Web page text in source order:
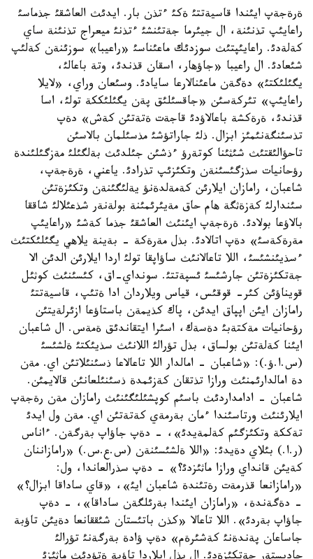
ةرةجةپ ايئندا قاسيةتتئ ةكئ ءتذن بار. ايدئث العاشقئ جذماسئ
راعايئپ تذنئنة، ال جيئرما جةتئنشئ ءتذنئ ميعراج تذنئنة ساي
كةلةدئ. راعايئپتئث سوزدئك ماعئناسئ «راعيبا» سوزئنةن كةلئپ
شئعادئ. ال راعيبا «جاؤهار، اسقان قذندئ، وتة باعالئ،
يگئلئكتئ» دةگةن ماعئنالارعا سايادئ. وسئعان وراي، «لايلا
راعايئپ» تئركةسئن «جاقسئلئق پةن يگئلئككة تولئ، اسا
قذندئ، ةرةكشة باعالاؤدئ قاجةت ةتةتئن كةش» دةپ
تذسئنگةنئمئز ابزال. ذلئ جاراتؤشئ مذسئلمان بالاسئن
تاحؤالئقتئث شئثئنا كوتةرؤ ءذشئن جئلدئث بةلگئلئ مةزگئلئندة
رؤحانيات سذزگئسئنةن وتكئزئپ تذرادئ. ياعني، ةرةجةپ،
شاعبان، رامازان ايلارئن كةمةلدةنؤ يةلئگئنةن وتكئزةتئن
سئندارلئ كةزةثگة هام حاق مةيئرئمئنة بولةنةر شذعئلالئ شاققا
بالاؤعا بولادئ. ةرةجةپ ايئنئث العاشقئ جذما كةشئ «راعايئپ
مةرةكةسئ» دةپ اتالادئ. بذل مةرةكة - بةينة يلاهي يگئلئكتئث
ءسذيئنشئسئ، اللا تاعالانئث ساؤاپقا تولئ اردا ايلارئن الدئن الا
جةتكئزةتئن جارشئسئ ئسپةتتئ. سونداي-اق، كئسئنئث كوثئل
قويناؤئن كئر- قوقئس، قياس ويلاردان ادا ةتئپ، قاسيةتتئ
رامازان ايئن اپپاق ايدئن، پاك كذيمةن باستاؤعا ازئرلةيتئن
رؤحانيات مةكتةبئ دةسةك، اسئرا ايتقاندئق ةمةس. ال شاعبان
ايئنا كةلةتئن بولساق، بذل تؤرالئ اللانئث سذيئكتئ ةلشئسئ
(س.ا.ؤ.): «شاعبان - امالدار اللا تاعالاعا ذسئنئلاتئن اي. مةن
دة امالدارئمنئث ورازا تذتقان كةزئمدة ذسئنئلعانئن قالايمئن.
شاعبان - ادامداردئث باسئم كوپشئلئگئنئث رامازان مةن رةجةپ
ايلارئنئث ورتاسئندا ءمان بةرمةي كةتةتئن اي. مةن ول ايدئ
تةككة وتكئزگئم كةلمةيدئ»، - دةپ جاؤاپ بةرگةن. ءاناس
(ر.ا.) بئلاي دةيدئ: «اللا ةلشئسئنةن (س.ع.س.) «رامازاننان
كةيئن قانداي ورازا ماثئزدئ؟» - دةپ سذرالعاندا، ول:
«رامازانعا قذرمةت رةتئندة شاعبان ايئ»، «قاي ساداقا ابزال؟»
- دةگةندة، «رامازان ايئندا بةرئلگةن ساداقا»، - دةپ
جاؤاپ بةردئ». اللا تاعالا «كذن باتئستان شئققانعا دةيئن تاؤبة
جاساعان پةندةنئ كةشئرةم» دةپ ؤادة بةرگةنئ تؤرالئ